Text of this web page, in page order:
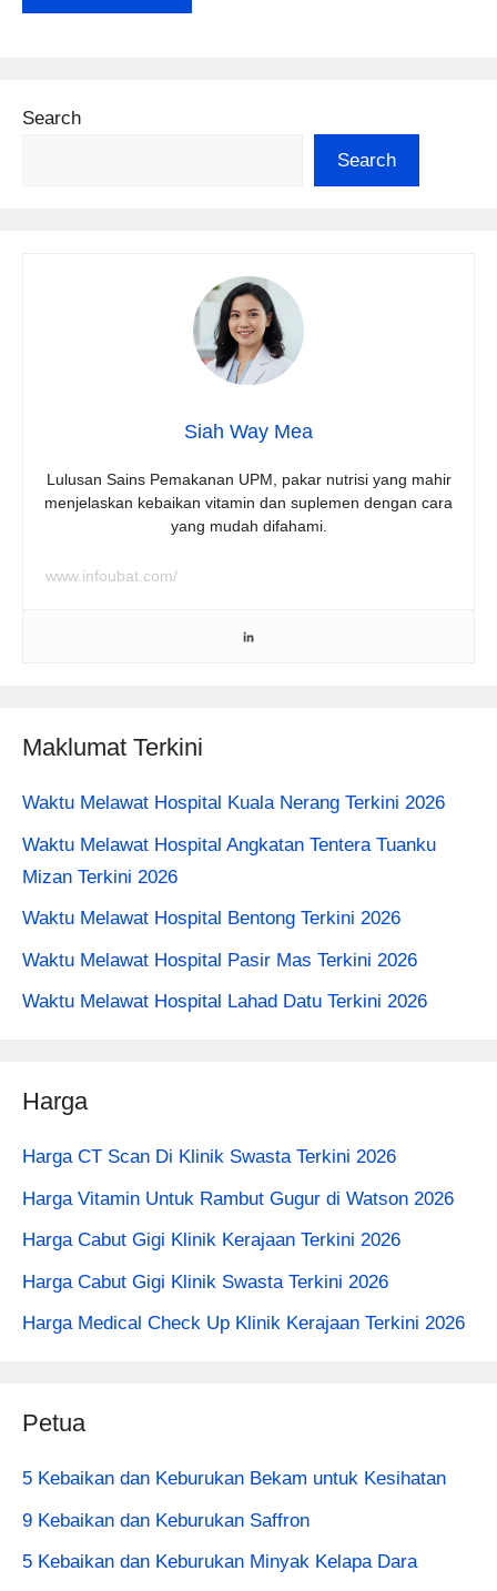
Search
Search
Siah Way Mea
Lulusan Sains Pemakanan UPM, pakar nutrisi yang mahir
menjelaskan kebaikan vitamin dan suplemen dengan cara
yang mudah difahami.
www.infoubat.com/
Maklumat Terkini
Waktu Melawat Hospital Kuala Nerang Terkini 2026
Waktu Melawat Hospital Angkatan Tentera Tuanku
Mizan Terkini 2026
Waktu Melawat Hospital Bentong Terkini 2026
Waktu Melawat Hospital Pasir Mas Terkini 2026
Waktu Melawat Hospital Lahad Datu Terkini 2026
Harga
Harga CT Scan Di Klinik Swasta Terkini 2026
Harga Vitamin Untuk Rambut Gugur di Watson 2026
Harga Cabut Gigi Klinik Kerajaan Terkini 2026
Harga Cabut Gigi Klinik Swasta Terkini 2026
Harga Medical Check Up Klinik Kerajaan Terkini 2026
Petua
5 Kebaikan dan Keburukan Bekam untuk Kesihatan
9 Kebaikan dan Keburukan Saffron
5 Kebaikan dan Keburukan Minyak Kelapa Dara